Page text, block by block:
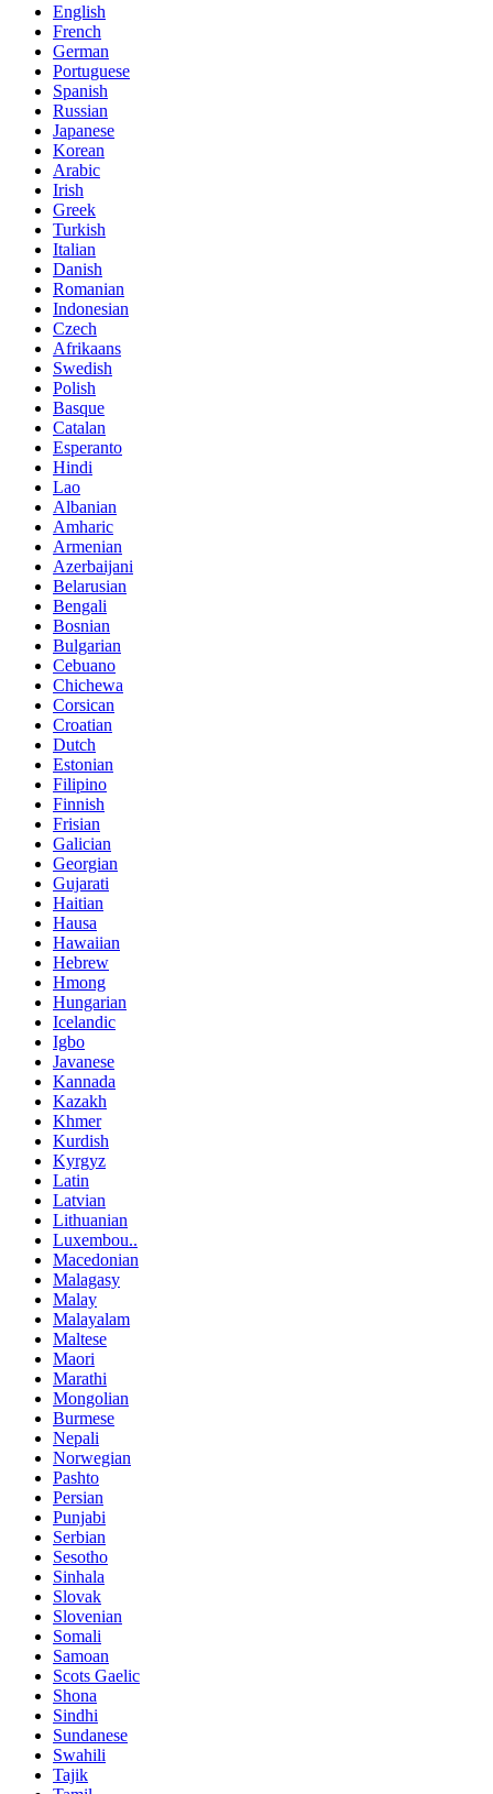
English
French
German
Portuguese
Spanish
Russian
Japanese
Korean
Arabic
Irish
Greek
Turkish
Italian
Danish
Romanian
Indonesian
Czech
Afrikaans
Swedish
Polish
Basque
Catalan
Esperanto
Hindi
Lao
Albanian
Amharic
Armenian
Azerbaijani
Belarusian
Bengali
Bosnian
Bulgarian
Cebuano
Chichewa
Corsican
Croatian
Dutch
Estonian
Filipino
Finnish
Frisian
Galician
Georgian
Gujarati
Haitian
Hausa
Hawaiian
Hebrew
Hmong
Hungarian
Icelandic
Igbo
Javanese
Kannada
Kazakh
Khmer
Kurdish
Kyrgyz
Latin
Latvian
Lithuanian
Luxembou..
Macedonian
Malagasy
Malay
Malayalam
Maltese
Maori
Marathi
Mongolian
Burmese
Nepali
Norwegian
Pashto
Persian
Punjabi
Serbian
Sesotho
Sinhala
Slovak
Slovenian
Somali
Samoan
Scots Gaelic
Shona
Sindhi
Sundanese
Swahili
Tajik